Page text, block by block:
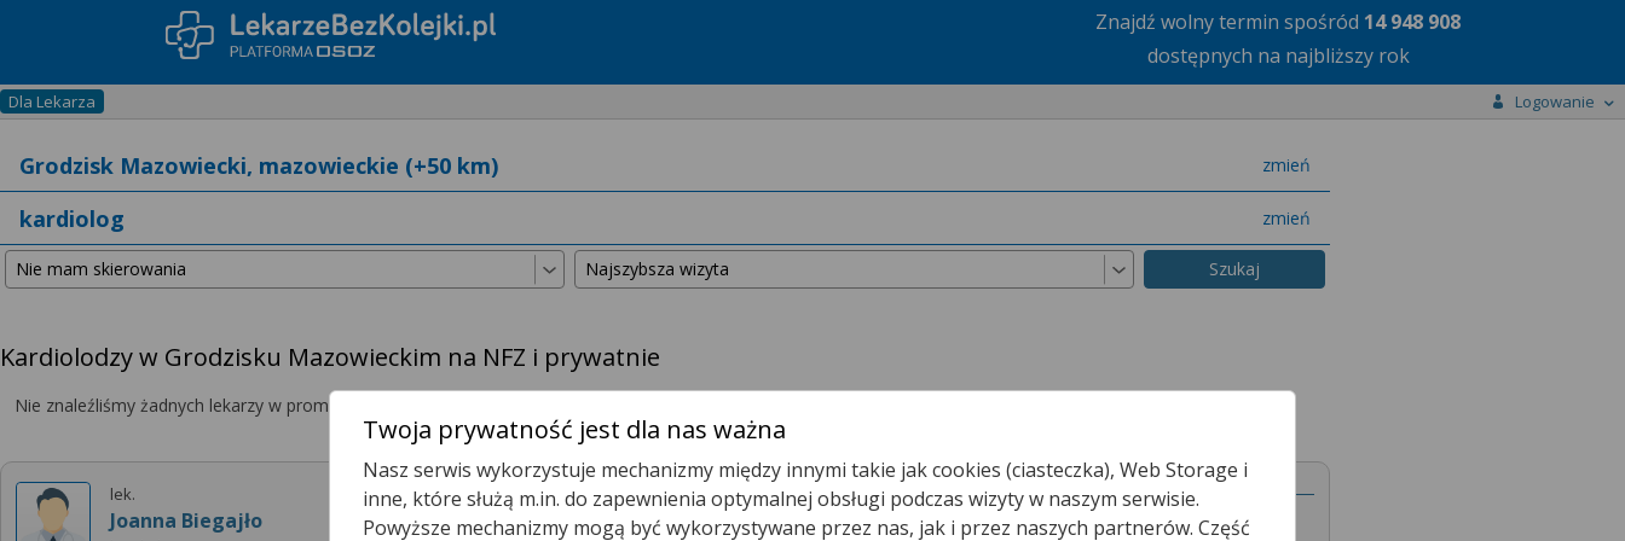
Znajdź wolny termin spośród 14 948 908
dostępnych na najbliższy rok
Dla Lekarza Logowanie
zmień
miasto
zmień
specjalizację
Kardiolodzy w Grodzisku Mazowieckim na NFZ i prywatnie
Nie znaleźliśmy żadnych lekarzy w promieniu
lek.
Joanna Biegajło
Poradnia Kardiologiczna
Twoja prywatność jest dla nas ważna
Nasz serwis wykorzystuje mechanizmy między innymi takie jak cookies (ciasteczka), Web Storage i
inne, które służą m.in. do zapewnienia optymalnej obsługi podczas wizyty w naszym serwisie.
Powyższe mechanizmy mogą być wykorzystywane przez nas, jak i przez naszych partnerów. Część